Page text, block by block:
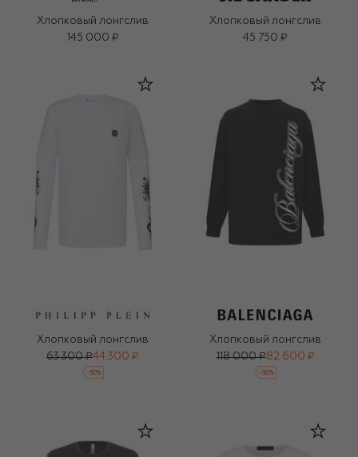
Хлопковый лонгслив
145 000 ₽
Хлопковый лонгслив
45 750 ₽
Хлопковый лонгслив
63 300 ₽44 300 ₽
-30%
Хлопковый лонгслив
118 000 ₽82 600 ₽
-30%